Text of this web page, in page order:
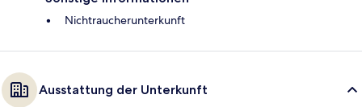
Nichtraucherunterkunft
Ausstattung der Unterkunft